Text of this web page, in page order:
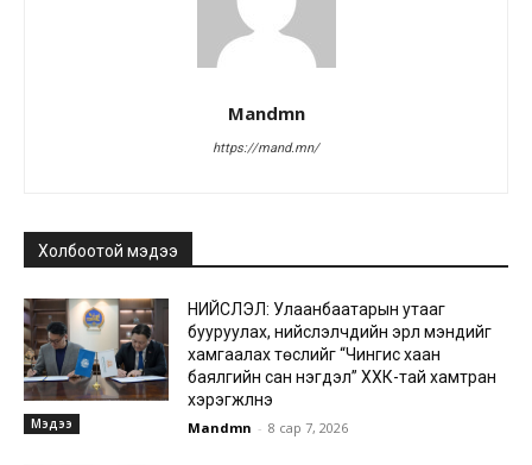
Mandmn
https://mand.mn/
Холбоотой мэдээ
Мэдээ
НИЙСЛЭЛ: Улаанбаатарын утааг
бууруулах, нийслэлчүүдийн эрүүл мэндийг
хамгаалах төслийг “Чингис хаан
баялгийн сан нэгдэл” ХХК-тай хамтран
хэрэгжүүлнэ
Mandmn - 8 сар 7, 2026